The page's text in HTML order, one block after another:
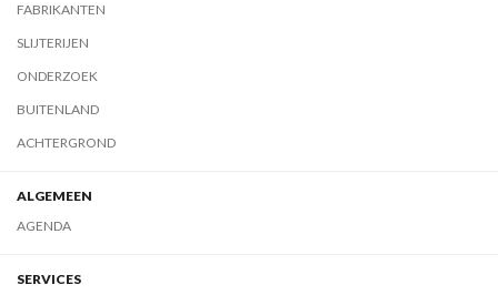
FABRIKANTEN
SLIJTERIJEN
ONDERZOEK
BUITENLAND
ACHTERGROND
ALGEMEEN
AGENDA
SERVICES